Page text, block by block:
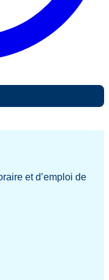
et d’emploi de